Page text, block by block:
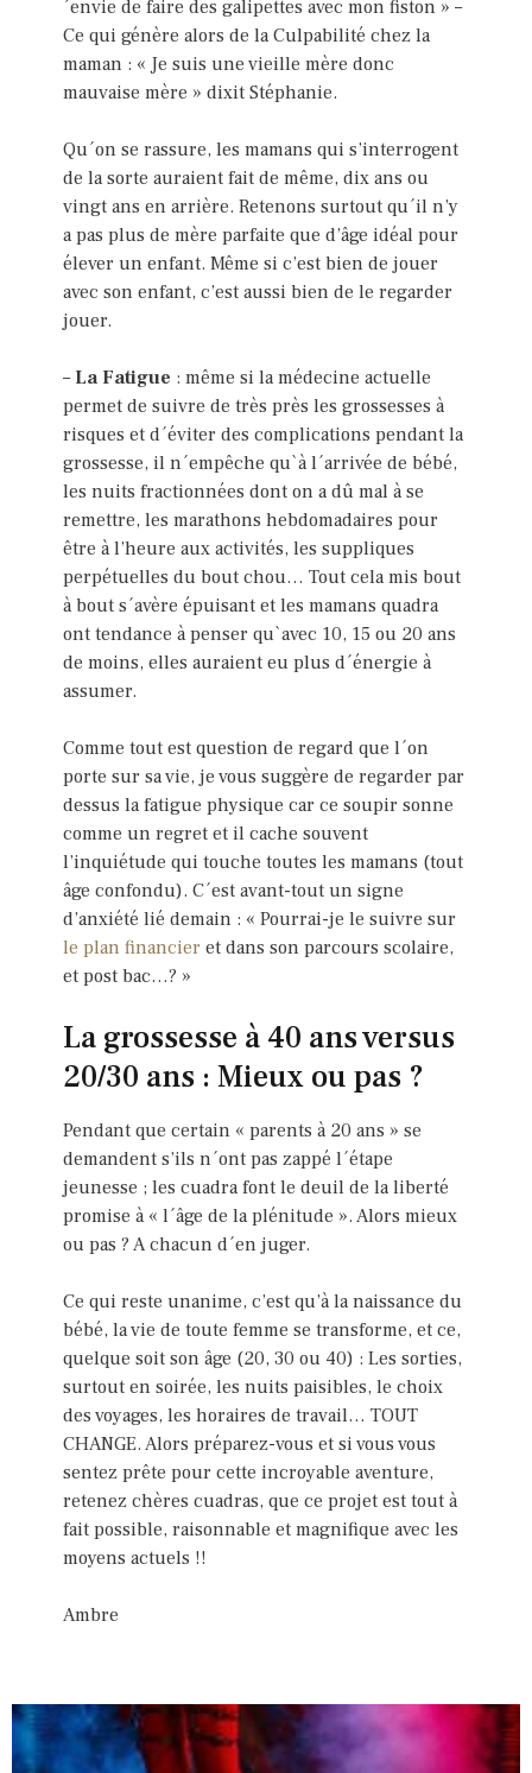
´envie de faire des galipettes avec mon fiston » –
Ce qui génère alors de la Culpabilité chez la
maman : « Je suis une vieille mère donc
mauvaise mère » dixit Stéphanie.
Qu´on se rassure, les mamans qui s’interrogent
de la sorte auraient fait de même, dix ans ou
vingt ans en arrière. Retenons surtout qu´il n’y
a pas plus de mère parfaite que d’âge idéal pour
élever un enfant. Même si c’est bien de jouer
avec son enfant, c’est aussi bien de le regarder
jouer.
– La Fatigue : même si la médecine actuelle
permet de suivre de très près les grossesses à
risques et d´éviter des complications pendant la
grossesse, il n´empêche qu`à l´arrivée de bébé,
les nuits fractionnées dont on a dû mal à se
remettre, les marathons hebdomadaires pour
être à l’heure aux activités, les suppliques
perpétuelles du bout chou… Tout cela mis bout
à bout s´avère épuisant et les mamans quadra
ont tendance à penser qu`avec 10, 15 ou 20 ans
de moins, elles auraient eu plus d´énergie à
assumer.
Comme tout est question de regard que l´on
porte sur sa vie, je vous suggère de regarder par
dessus la fatigue physique car ce soupir sonne
comme un regret et il cache souvent
l’inquiétude qui touche toutes les mamans (tout
âge confondu). C´est avant-tout un signe
d’anxiété lié demain : « Pourrai-je le suivre sur
le plan financier et dans son parcours scolaire,
et post bac…? »
La grossesse à 40 ans versus
20/30 ans : Mieux ou pas ?
Pendant que certain « parents à 20 ans » se
demandent s’ils n´ont pas zappé l´étape
jeunesse ; les cuadra font le deuil de la liberté
promise à « l´âge de la plénitude ». Alors mieux
ou pas ? A chacun d´en juger.
Ce qui reste unanime, c’est qu’à la naissance du
bébé, la vie de toute femme se transforme, et ce,
quelque soit son âge (20, 30 ou 40) : Les sorties,
surtout en soirée, les nuits paisibles, le choix
des voyages, les horaires de travail… TOUT
CHANGE. Alors préparez-vous et si vous vous
sentez prête pour cette incroyable aventure,
retenez chères cuadras, que ce projet est tout à
fait possible, raisonnable et magnifique avec les
moyens actuels !!
Ambre